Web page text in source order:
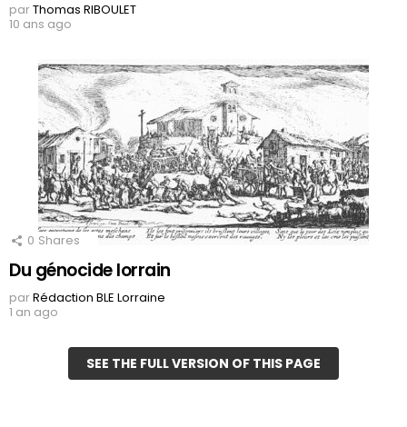
parThomas RIBOULET
10 ans ago
0 Shares
Du génocide lorrain
parRédaction BLE Lorraine
1 an ago
SEE THE FULL VERSION OF THIS PAGE